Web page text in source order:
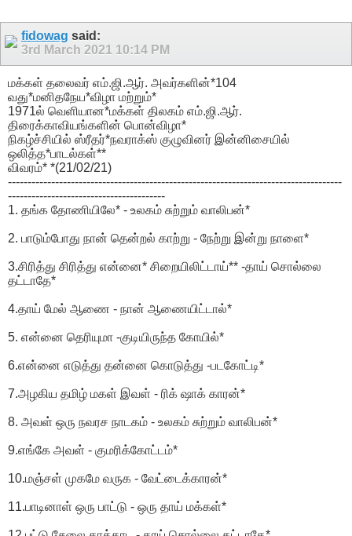
fidowag said:
3rd March 2021 10:14 PM
மக்கள் தலைவர் எம்.ஜி.ஆர். அவர்களின்*104
வது*மனிதநேய*விழா மற்றும்*
1971ல் வெளியான*மக்கள் திலகம் எம்.ஜி.ஆர்.
திரைக்காவியங்களின் பொன்விழா*
நிகழ்ச்சியில் ஸ்ரீதர்*நவராக்ஸ் குழுவினர் இன்னிசையில்
ஒலித்த*பாடல்கள்**
விவரம்* *(21/02/21)
-------------------------------------------------------------------------------------
----------------------------------------
1. தங்க தோணியிலே* - உலகம் சுற்றும் வாலிபன்*
2. பாடும்போது நான் தென்றல் காற்று - நேற்று இன்று நாளை*
3.சிரித்து சிரித்து என்னை* சிறையிலிட்டாய்** -தாய் சொல்லை
தட்டாதே*
4.தாய் மேல் ஆணை - நான் ஆணையிட்டால்*
5. என்னை தெரியுமா -குடியிருந்த கோயில்*
6.என்னை எடுத்து தன்னை கொடுத்து -படகோட்டி*
7.அழகிய தமிழ் மகள் இவள் - ரிக் ஷாக் காரன்*
8. அவள் ஒரு நவரச நாடகம் - உலகம் சுற்றும் வாலிபன்*
9.எங்கே அவள் - குமரிக்கோட்டம்*
10.மஞ்சள் முகமே வருக - வேட்டைக்காரன்*
11.பாடினாள் ஒரு பாட்டு - ஒரு தாய் மக்கள்*